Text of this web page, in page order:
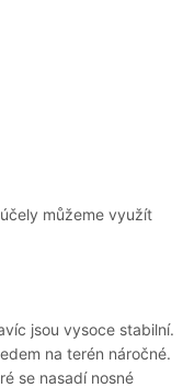
můžeme využít
jsou vysoce stabilní.
na terén náročné.
se nasadí nosné